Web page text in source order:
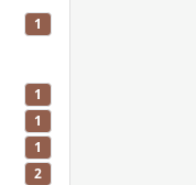
1
1
1
1
2